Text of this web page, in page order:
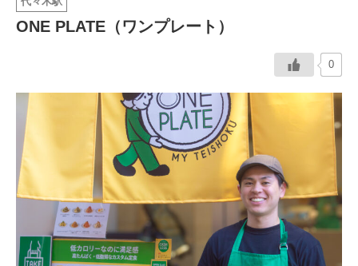
ショッピング
特集
連載
中央線フェス
イベント情報
おしらせ
ONE PLATE（ワンプレート）
0